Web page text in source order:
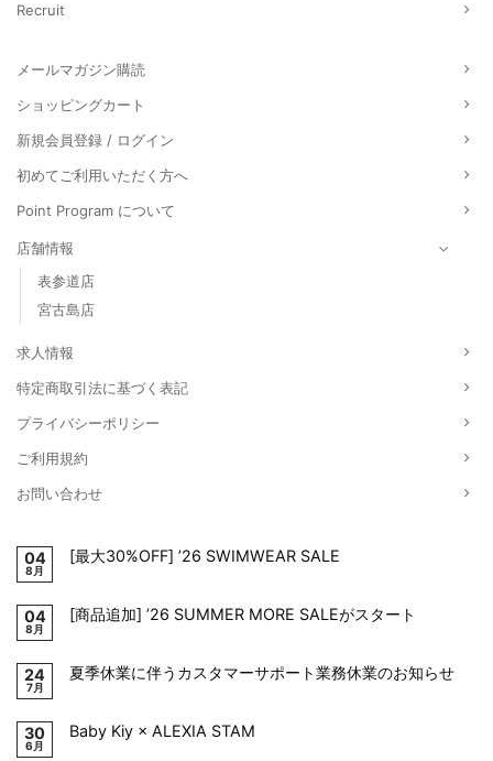
Recruit
メールマガジン購読
ショッピングカート
新規会員登録 / ログイン
初めてご利用いただく方へ
Point Program について
店舗情報
表参道店
宮古島店
求人情報
特定商取引法に基づく表記
プライバシーポリシー
ご利用規約
お問い合わせ
04
8月
[最大30%OFF] ’26 SWIMWEAR SALE
04
8月
[商品追加] ’26 SUMMER MORE SALEがスタート
24
7月
夏季休業に伴うカスタマーサポート業務休業のお知らせ
30
6月
Baby Kiy × ALEXIA STAM